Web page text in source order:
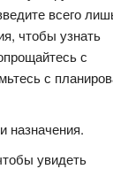
всего
чтобы узнать
с
с
назначения.
увидеть